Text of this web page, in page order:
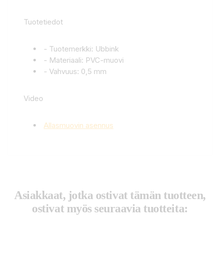
Tuotetiedot
- Tuotemerkki: Ubbink
- Materiaali: PVC-muovi
- Vahvuus: 0,5 mm
Video
Allasmuovin asennus
Asiakkaat, jotka ostivat tämän tuotteen,
ostivat myös seuraavia tuotteita: